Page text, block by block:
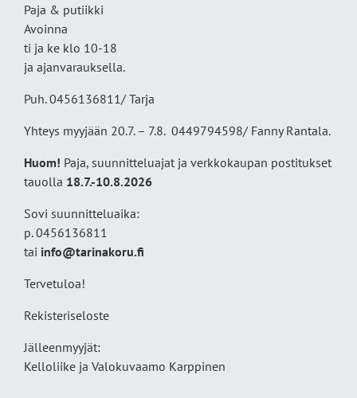
Paja & putiikki
Avoinna
ti ja ke klo 10-18
ja ajanvarauksella.
Puh. 0456136811/ Tarja
Yhteys myyjään 20.7. – 7.8. 0449794598/ Fanny Rantala.
Huom! Paja, suunnitteluajat ja verkkokaupan postitukset
tauolla 18.7.-10.8.2026
Sovi suunnitteluaika:
p. 0456136811
tai info@tarinakoru.fi
Tervetuloa!
Rekisteriseloste
Jälleenmyyjät:
Kelloliike ja Valokuvaamo Karppinen